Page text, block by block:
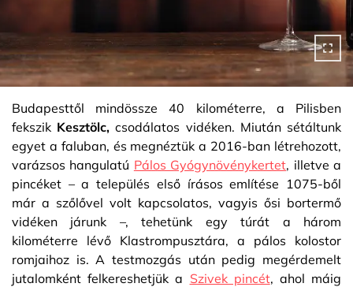
Budapesttől mindössze 40 kilométerre, a Pilisben
fekszik Kesztölc, csodálatos vidéken. Miután sétáltunk
egyet a faluban, és megnéztük a 2016-ban létrehozott,
varázsos hangulatú Pálos Gyógynövénykertet, illetve a
pincéket – a település első írásos említése 1075-ből
már a szőlővel volt kapcsolatos, vagyis ősi bortermő
vidéken járunk –, tehetünk egy túrát a három
kilométerre lévő Klastrompusztára, a pálos kolostor
romjaihoz is. A testmozgás után pedig megérdemelt
jutalomként felkereshetjük a Szivek pincét, ahol máig